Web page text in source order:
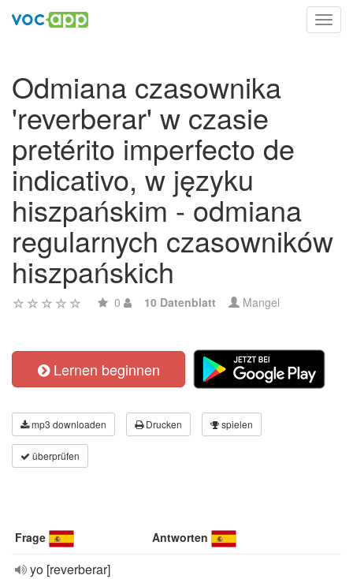
Odmiana czasownika
'reverberar' w czasie
pretérito imperfecto de
indicativo, w języku
hiszpańskim - odmiana
regularnych czasowników
hiszpańskich
0 10 Datenblatt Mangel
Lernen beginnen
mp3 downloaden Drucken spielen
überprüfen
Frage Antworten
yo [reverberar]